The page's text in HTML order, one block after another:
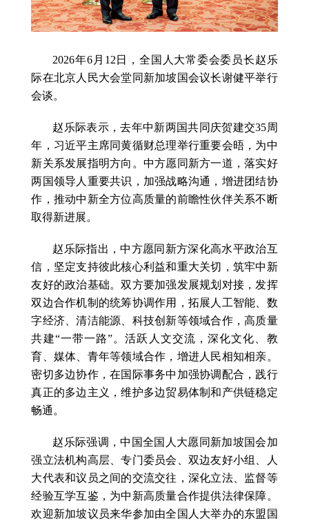
2026年6月12日，全国人大常委会委员长赵乐
际在北京人民大会堂同新加坡国会议长谢健平举行
会谈。
赵乐际表示，去年中新两国共同庆贺建交35周
年，习近平主席同黄循财总理举行重要会晤，为中
新关系发展指明方向。中方愿同新方一道，落实好
两国领导人重要共识，加强战略沟通，增进团结协
作，推动中新全方位高质量的前瞻性伙伴关系不断
取得新进展。
赵乐际指出，中方愿同新方深化高水平政治互
信，坚定支持彼此核心利益和重大关切，筑牢中新
友好的政治基础。双方要加强发展规划对接，发挥
双边合作机制的统筹协调作用，拓展人工智能、数
字经济、清洁能源、科技创新等领域合作，高质量
共建“一带一路”。活跃人文交流，深化文化、教
育、媒体、青年等领域合作，增进人民相知相亲。
密切多边协作，在国际事务中加强协调配合，践行
真正的多边主义，维护多边贸易体制和产供链稳定
畅通。
赵乐际强调，中国全国人大愿同新加坡国会加
强立法机构高层、专门委员会、双边友好小组、人
大代表和议员之间的交流交往，深化立法、监督等
经验互学互鉴，为中新高质量合作提供法律保障。
欢迎新加坡议员来华参加由全国人大举办的东盟国